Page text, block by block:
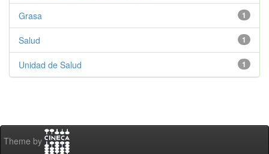
1
Grasa
1
Salud
1
Unidad de Salud
Theme by